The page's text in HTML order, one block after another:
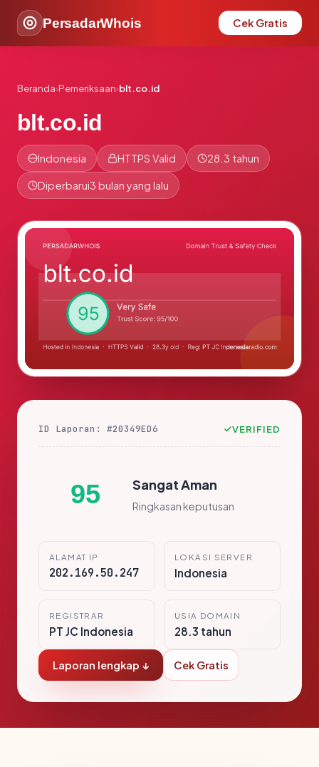
PersadarWhois Cek Gratis
Beranda›Pemeriksaan›blt.co.id
blt.co.id
Indonesia HTTPS Valid 28.3 tahun
Diperbarui3 bulan yang lalu
ID Laporan: #20349ED6 VERIFIED
95 Sangat Aman
Ringkasan keputusan
ALAMAT IP
202.169.50.247
LOKASI SERVER
Indonesia
REGISTRAR
PT JC Indonesia
USIA DOMAIN
28.3 tahun
Laporan lengkap ↓ Cek Gratis